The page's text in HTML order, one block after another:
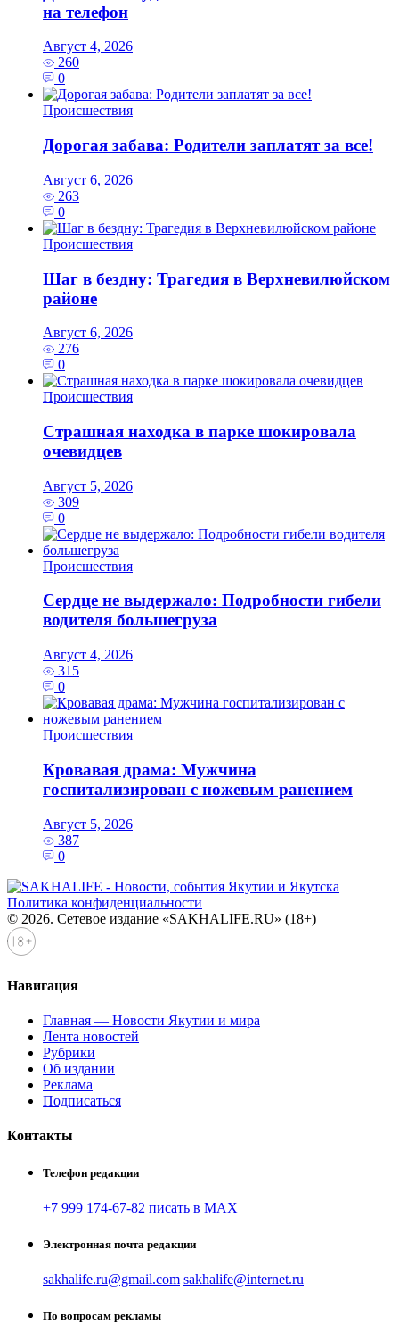
на телефон
Август 4, 2026
260
0
Происшествия
Дорогая забава: Родители заплатят за все!
Август 6, 2026
263
0
Происшествия
Шаг в бездну: Трагедия в Верхневилюйском
районе
Август 6, 2026
276
0
Происшествия
Страшная находка в парке шокировала
очевидцев
Август 5, 2026
309
0
Происшествия
Сердце не выдержало: Подробности гибели
водителя большегруза
Август 4, 2026
315
0
Происшествия
Кровавая драма: Мужчина
госпитализирован с ножевым ранением
Август 5, 2026
387
0
Политика конфиденциальности
© 2026. Сетевое издание «SAKHALIFE.RU» (18+)
Навигация
Главная — Новости Якутии и мира
Лента новостей
Рубрики
Об издании
Реклама
Подписаться
Контакты
Телефон редакции
+7 999 174-67-82 писать в MAX
Электронная почта редакции
sakhalife.ru@gmail.com sakhalife@internet.ru
По вопросам рекламы